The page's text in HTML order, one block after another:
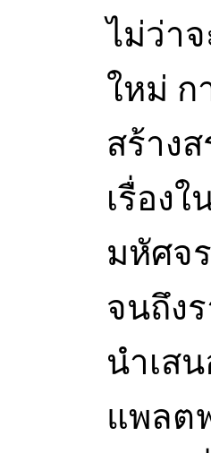
ไม่ว่า
ใหม่ ก
สร้าง
เรื่อง
มหัศจ
จนถึง
นำเส
แพลต